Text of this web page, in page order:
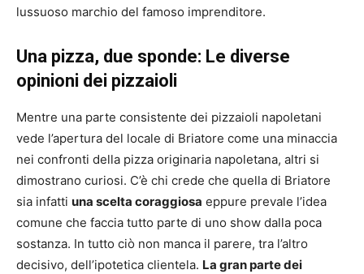
lussuoso marchio del famoso imprenditore.
Una pizza, due sponde: Le diverse
opinioni dei pizzaioli
Mentre una parte consistente dei pizzaioli napoletani
vede l’apertura del locale di Briatore come una minaccia
nei confronti della pizza originaria napoletana, altri si
dimostrano curiosi. C’è chi crede che quella di Briatore
sia infatti una scelta coraggiosa eppure prevale l’idea
comune che faccia tutto parte di uno show dalla poca
sostanza. In tutto ciò non manca il parere, tra l’altro
decisivo, dell’ipotetica clientela. La gran parte dei